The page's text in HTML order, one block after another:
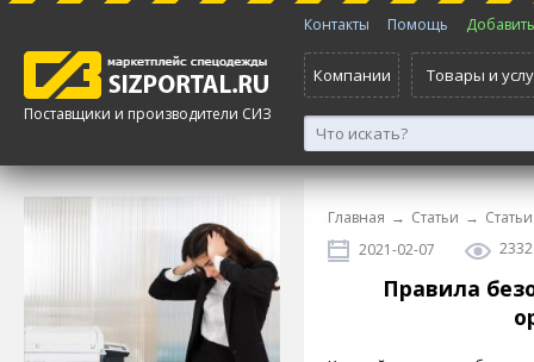
Поставщики и производители СИЗ
Контакты Помощь
Компании Товары и
Главная → Статьи →
2021-02-07
Правила